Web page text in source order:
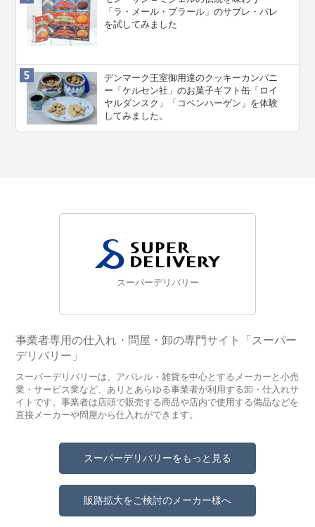
「ラ・メール・プラール」のサブレ・パレ
を試してみました
デンマーク王室御用達のクッキーカンパニ
ー「ケルセン社」のお菓子ギフト缶「ロイ
ヤルダンスク」「コペンハーゲン」を体験
してみました。
スーパーデリバリー
事業者専用の仕入れ・問屋・卸の専門サイト「スーパー
デリバリー」
スーパーデリバリーは、アパレル・雑貨を中心とするメーカーと小売
業・サービス業など、ありとあらゆる事業者が利用する卸・仕入れサ
イトです。事業者は店頭で販売する商品や店内で使用する備品などを
直接メーカーや問屋から仕入れができます。
スーパーデリバリーをもっと見る
販路拡大をご検討のメーカー様へ